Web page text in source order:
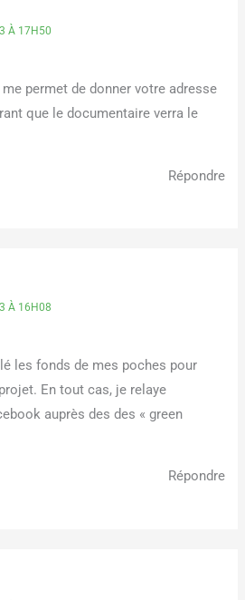
À 17H50
permet de donner votre adresse
que le documentaire verra le
Répondre
À 16H08
les fonds de mes poches pour
En tout cas, je relaye
auprès des des « green
Répondre